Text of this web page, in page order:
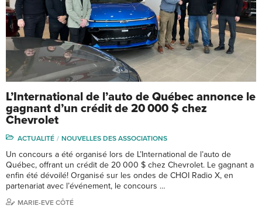
L’International de l’auto de Québec annonce le
gagnant d’un crédit de 20 000 $ chez
Chevrolet
ACTUALITÉ NOUVELLES DES ASSOCIATIONS
Un concours a été organisé lors de L’International de l’auto de
Québec, offrant un crédit de 20 000 $ chez Chevrolet. Le gagnant a
enfin été dévoilé! Organisé sur les ondes de CHOI Radio X, en
partenariat avec l’événement, le concours …
MARIE-EVE CÔTÉ